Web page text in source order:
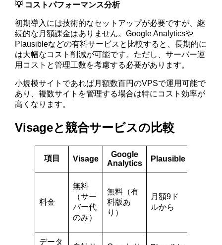
💡 コストパフォーマンス分析
初期導入には技術的なセットアップが必要ですが、継
続的な月額課金はありません。Google Analyticsや
Plausibleなどの有料サービスと比較すると、長期的に
は大幅なコスト削減が可能です。ただし、サーバー運
用コストと管理工数を考慮する必要があります。
小規模サイトであれば月額数百円のVPSで運用可能で
あり、複数サイトを管理する場合は特にコスト効率が
高くなります。
Visageと競合サービスの比較
項目 Visage
Google
Analytics
Plausible
料金
無料
（サー
バー代
のみ）
無料（有
料版あ
り）
月額9ド
ルから
データ